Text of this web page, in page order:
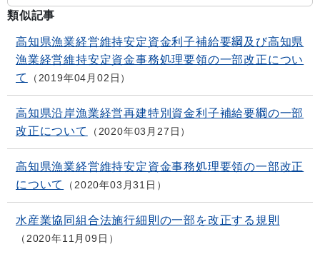
類似記事
高知県漁業経営維持安定資金利子補給要綱及び高知県
漁業経営維持安定資金事務処理要領の一部改正につい
て
2019年04月02日
高知県沿岸漁業経営再建特別資金利子補給要綱の一部
改正について
2020年03月27日
高知県漁業経営維持安定資金事務処理要領の一部改正
について
2020年03月31日
水産業協同組合法施行細則の一部を改正する規則
2020年11月09日